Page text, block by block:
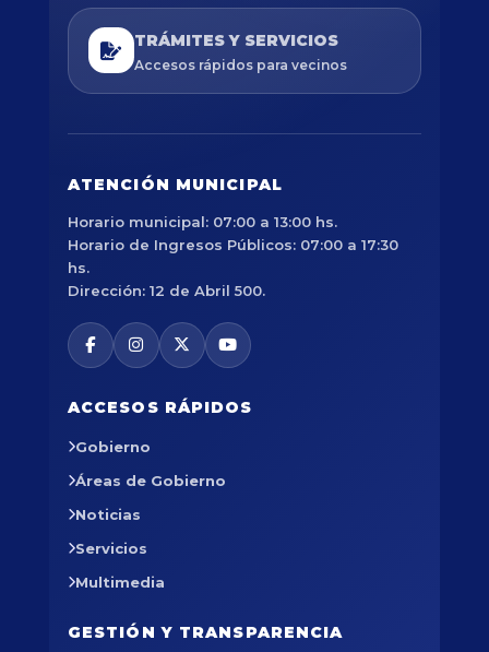
TRÁMITES Y SERVICIOS
Accesos rápidos para vecinos
ATENCIÓN MUNICIPAL
Horario municipal: 07:00 a 13:00 hs.
Horario de Ingresos Públicos: 07:00 a 17:30
hs.
Dirección: 12 de Abril 500.
ACCESOS RÁPIDOS
Gobierno
Áreas de Gobierno
Noticias
Servicios
Multimedia
GESTIÓN Y TRANSPARENCIA